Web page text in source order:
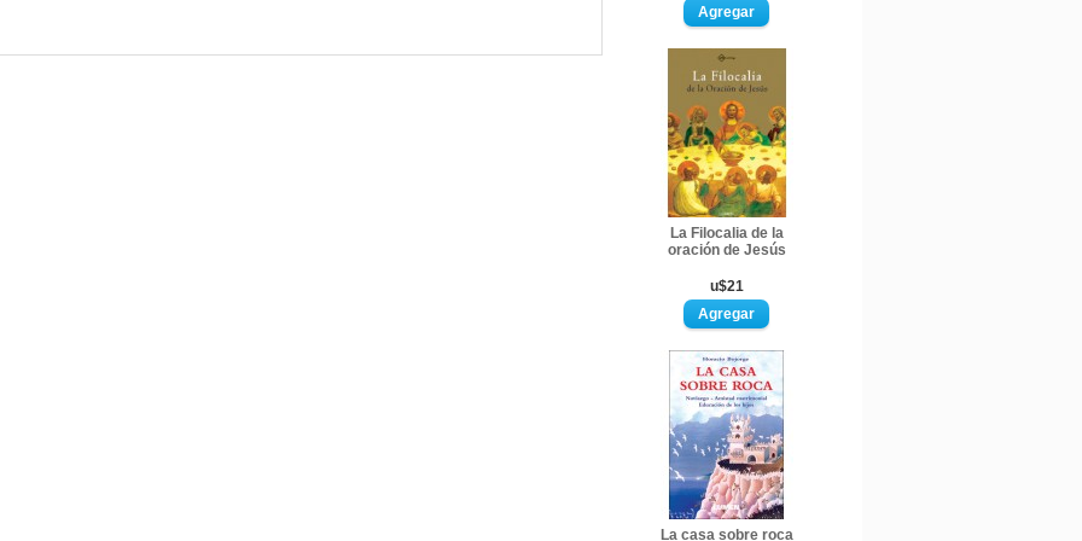
La Filocalia de la
oración de Jesús
u$21
La casa sobre roca